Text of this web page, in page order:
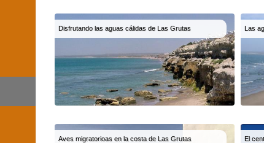
Disfrutando las aguas cálidas de Las Grutas Las
Aves migratorioas en la costa de Las Grutas El